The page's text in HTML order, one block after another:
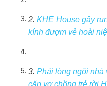
2.KHE House gây
kính đượm vẻ hoài
3.Phải lòng ngôi nhà
cặp vợ chồng trẻ rời